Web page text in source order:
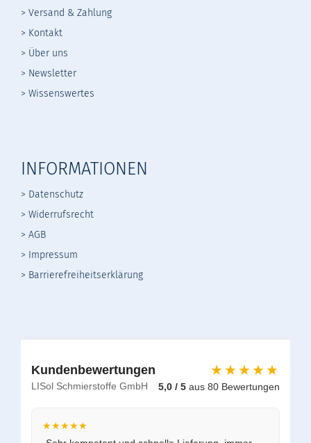
> Versand & Zahlung
> Kontakt
> Über uns
> Newsletter
> Wissenswertes
INFORMATIONEN
> Datenschutz
> Widerrufsrecht
> AGB
> Impressum
> Barrierefreiheitserklärung
Kundenbewertungen
LISol Schmierstoffe GmbH
★★★★★
5,0 / 5 aus 80 Bewertungen
★★★★★